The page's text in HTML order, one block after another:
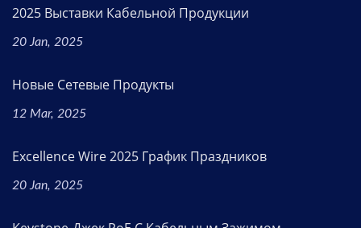
2025 Выставки Кабельной Продукции
20 Jan, 2025
Новые Сетевые Продукты
12 Mar, 2025
Excellence Wire 2025 График Праздников
20 Jan, 2025